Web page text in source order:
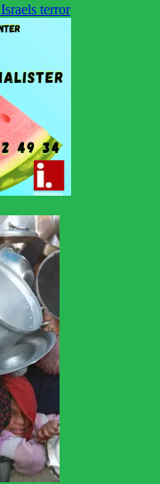
terror